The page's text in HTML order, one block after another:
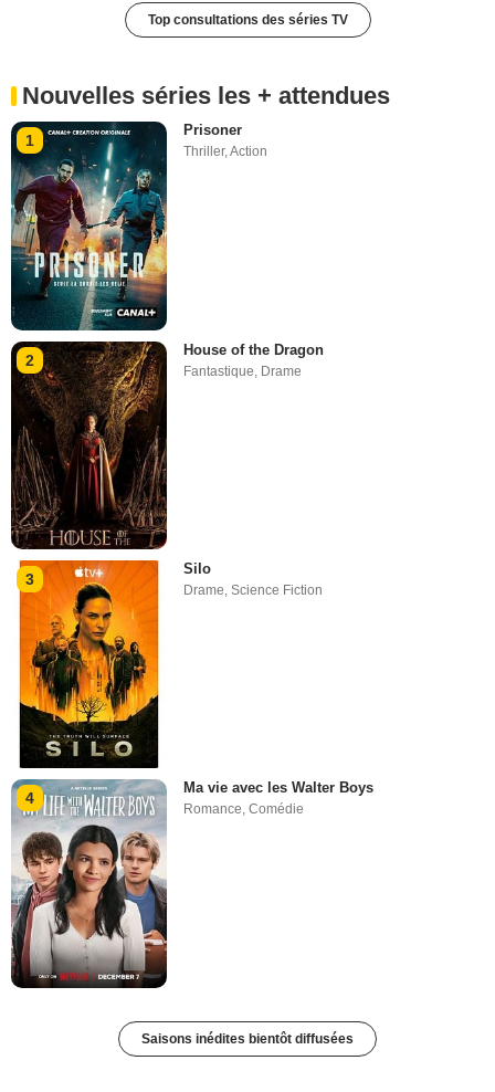
Top consultations des séries TV
Nouvelles séries les + attendues
1
Prisoner
Thriller,Action
2
House of the Dragon
Fantastique Drame
3
Silo
Drame,Science Fiction
4
Ma vie avec les Walter Boys
Romance,Comédie
Saisons inédites bientôt diffusées